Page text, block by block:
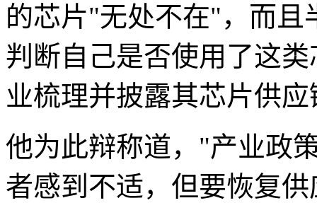
的芯片"无处不在"，而且
判断自己是否使用了这
业梳理并披露其芯片供应
他为此辩称道，"产业政
者感到不适，但要恢复